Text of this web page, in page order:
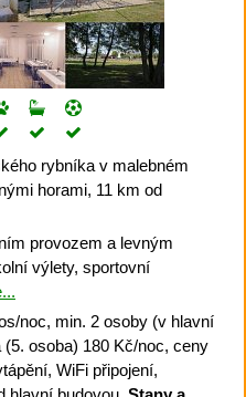
rybníka v malebném
horami, 11 km od
provozem a levným
výlety, sportovní
noc, min. 2 osoby (v hlavní
osoba) 180 Kč/noc, ceny
WiFi připojení,